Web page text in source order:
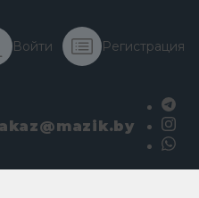
Войти Регистрация